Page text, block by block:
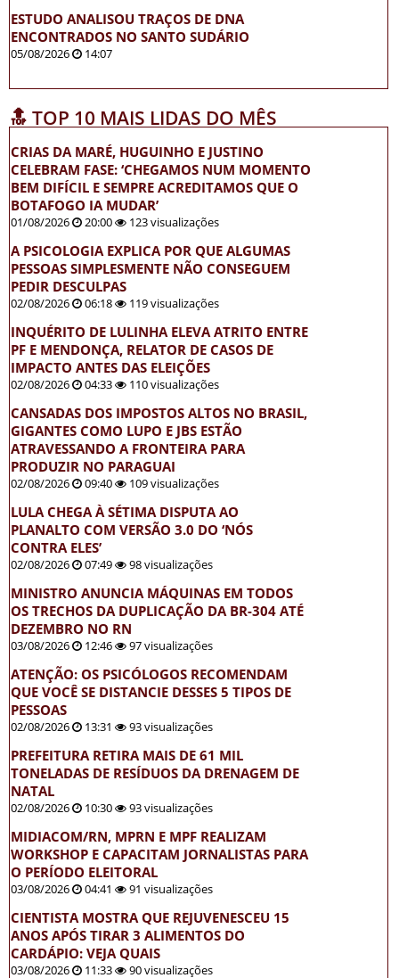
ESTUDO ANALISOU TRAÇOS DE DNA
ENCONTRADOS NO SANTO SUDÁRIO
05/08/2026 14:07
🔝 TOP 10 MAIS LIDAS DO MÊS
CRIAS DA MARÉ, HUGUINHO E JUSTINO
CELEBRAM FASE: ‘CHEGAMOS NUM MOMENTO
BEM DIFÍCIL E SEMPRE ACREDITAMOS QUE O
BOTAFOGO IA MUDAR’
01/08/2026 20:00 123 visualizações
A PSICOLOGIA EXPLICA POR QUE ALGUMAS
PESSOAS SIMPLESMENTE NÃO CONSEGUEM
PEDIR DESCULPAS
02/08/2026 06:18 119 visualizações
INQUÉRITO DE LULINHA ELEVA ATRITO ENTRE
PF E MENDONÇA, RELATOR DE CASOS DE
IMPACTO ANTES DAS ELEIÇÕES
02/08/2026 04:33 110 visualizações
CANSADAS DOS IMPOSTOS ALTOS NO BRASIL,
GIGANTES COMO LUPO E JBS ESTÃO
ATRAVESSANDO A FRONTEIRA PARA
PRODUZIR NO PARAGUAI
02/08/2026 09:40 109 visualizações
LULA CHEGA À SÉTIMA DISPUTA AO
PLANALTO COM VERSÃO 3.0 DO ‘NÓS
CONTRA ELES’
02/08/2026 07:49 98 visualizações
MINISTRO ANUNCIA MÁQUINAS EM TODOS
OS TRECHOS DA DUPLICAÇÃO DA BR-304 ATÉ
DEZEMBRO NO RN
03/08/2026 12:46 97 visualizações
ATENÇÃO: OS PSICÓLOGOS RECOMENDAM
QUE VOCÊ SE DISTANCIE DESSES 5 TIPOS DE
PESSOAS
02/08/2026 13:31 93 visualizações
PREFEITURA RETIRA MAIS DE 61 MIL
TONELADAS DE RESÍDUOS DA DRENAGEM DE
NATAL
02/08/2026 10:30 93 visualizações
MIDIACOM/RN, MPRN E MPF REALIZAM
WORKSHOP E CAPACITAM JORNALISTAS PARA
O PERÍODO ELEITORAL
03/08/2026 04:41 91 visualizações
CIENTISTA MOSTRA QUE REJUVENESCEU 15
ANOS APÓS TIRAR 3 ALIMENTOS DO
CARDÁPIO: VEJA QUAIS
03/08/2026 11:33 90 visualizações